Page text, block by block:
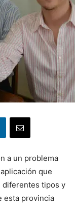
a un problema
que
diferentes tipos y
esta provincia